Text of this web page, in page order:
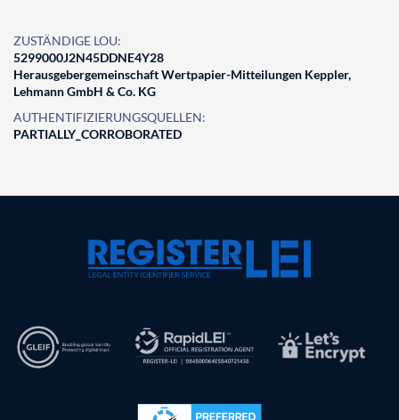
ZUSTÄNDIGE LOU:
5299000J2N45DDNE4Y28
Herausgebergemeinschaft Wertpapier-Mitteilungen Keppler,
Lehmann GmbH & Co. KG
AUTHENTIFIZIERUNGSQUELLEN:
PARTIALLY_CORROBORATED